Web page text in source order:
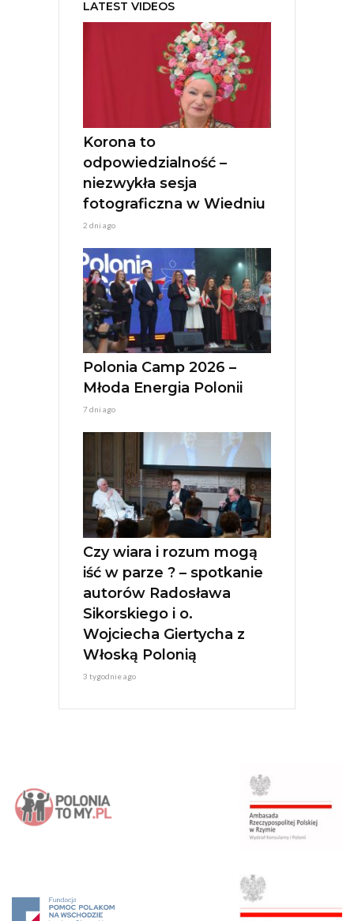
LATEST VIDEOS
Korona to
odpowiedzialność –
niezwykła sesja
fotograficzna w Wiedniu
2 dni ago
Polonia Camp 2026 –
Młoda Energia Polonii
7 dni ago
Czy wiara i rozum mogą
iść w parze ? – spotkanie
autorów Radosława
Sikorskiego i o.
Wojciecha Giertycha z
Włoską Polonią
3 tygodnie ago